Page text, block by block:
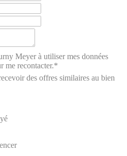
Meyer à utiliser mes données
me recontacter.*
des offres similaires au bien